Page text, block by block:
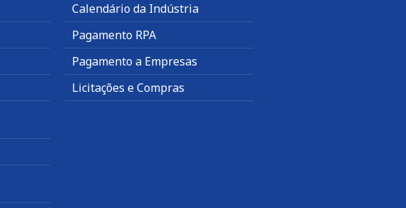
Calendário da Indústria
Pagamento RPA
Pagamento a Empresas
Licitações e Compras